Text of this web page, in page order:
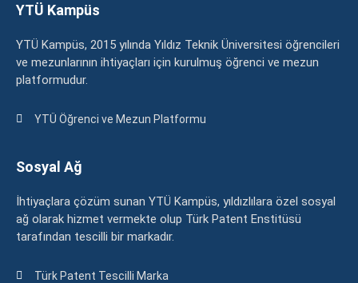
YTÜ Kampüs
YTÜ Kampüs, 2015 yılında Yıldız Teknik Üniversitesi öğrencileri
ve mezunlarının ihtiyaçları için kurulmuş öğrenci ve mezun
platformudur.
YTÜ Öğrenci ve Mezun Platformu
Sosyal Ağ
İhtiyaçlara çözüm sunan YTÜ Kampüs, yıldızlılara özel sosyal
ağ olarak hizmet vermekte olup Türk Patent Enstitüsü
tarafından tescilli bir markadır.
Türk Patent Tescilli Marka